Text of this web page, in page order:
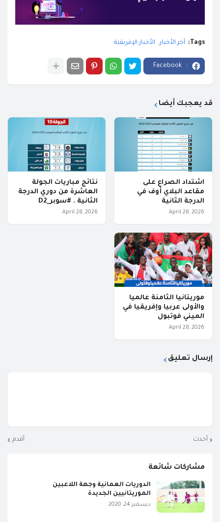
Tags: آخر الأخبار الأخبار الإفريقية
Facebook
قد يعجبك أيضا
اشتداد الصراع على
مقاعد البلاي أوف في
الدرجة الثانية
April 28, 2026
نتائج مباريات الجولة
العاشرة من دوري الدرجة
الثانية . #سوبر_D2
April 28, 2026
موريتانيا الثامنة عالميا
والأولى عربيا وإفريقيا في
الميني فوتبول
April 28, 2026
إرسال تعليق
أحدث أقدم
مشاركات شائعة
الدوريات العمانية وجهة اللاعبين
الموريتانيين الجديدة
ديسمبر 24, 2020